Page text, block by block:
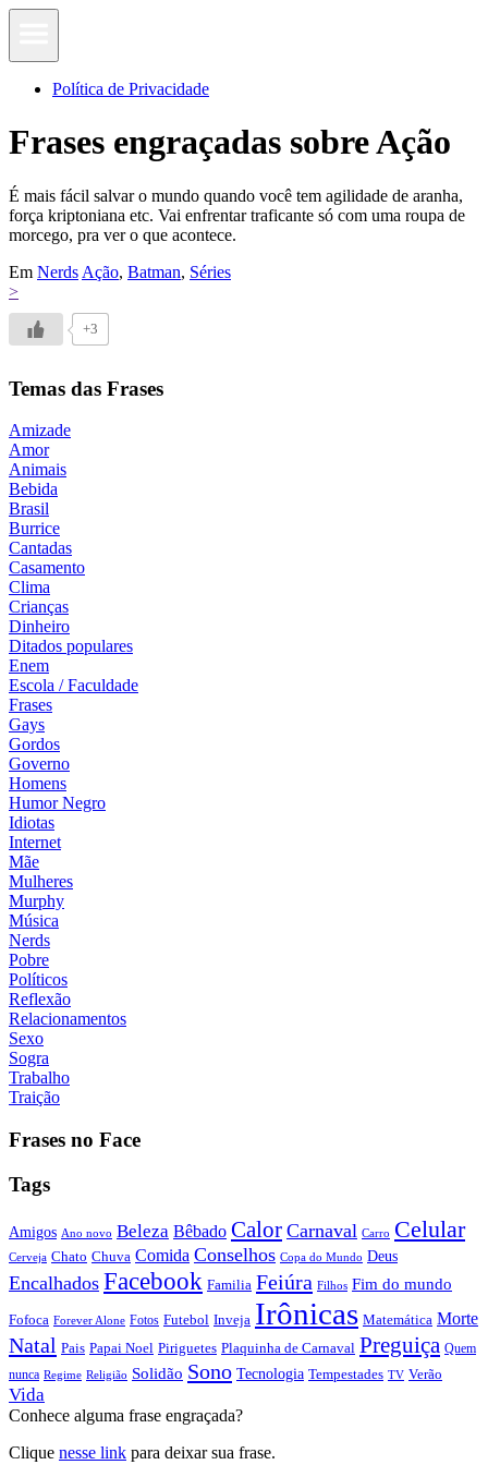
Política de Privacidade
Frases engraçadas sobre Ação
É mais fácil salvar o mundo quando você tem agilidade de aranha,
força kriptoniana etc. Vai enfrentar traficante só com uma roupa de
morcego, pra ver o que acontece.
Em Nerds Ação, Batman, Séries
>
+3
Temas das Frases
Amizade
Amor
Animais
Bebida
Brasil
Burrice
Cantadas
Casamento
Clima
Crianças
Dinheiro
Ditados populares
Enem
Escola / Faculdade
Frases
Gays
Gordos
Governo
Homens
Humor Negro
Idiotas
Internet
Mãe
Mulheres
Murphy
Música
Nerds
Pobre
Políticos
Reflexão
Relacionamentos
Sexo
Sogra
Trabalho
Traição
Frases no Face
Tags
Amigos Ano novo Beleza Bêbado Calor Carnaval Carro Celular
Cerveja Chato Chuva Comida Conselhos Copa do Mundo Deus
Encalhados Facebook Familia Feiúra Filhos Fim do mundo
Fofoca Forever Alone Fotos Futebol Inveja Irônicas Matemática Morte
Natal Pais Papai Noel Piriguetes Plaquinha de Carnaval Preguiça Quem
nunca Regime Religião Solidão Sono Tecnologia Tempestades TV Verão
Vida
Conhece alguma frase engraçada?
Clique nesse link para deixar sua frase.